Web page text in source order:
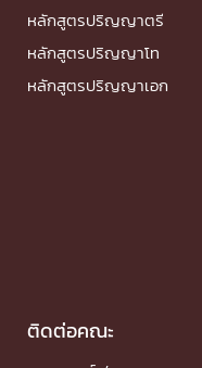
หลักสูตรปริญญาตรี
หลักสูตรปริญญาโท
หลักสูตรปริญญาเอก
ติดต่อคณะ